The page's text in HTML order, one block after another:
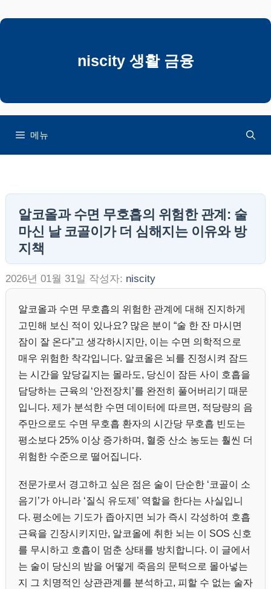
텐
뛰
niscity 생활 금융
메뉴
알코올과 수면 무호흡의 위험한 관계: 술
마신 날 코골이가 더 심해지는 이유와 방
지책
2026년 01월 31일 작성자: niscity
알코올과 수면 무호흡의 위험한 관계에 대해 진지하게
고민해 보신 적이 있나요? 많은 분이 “술 한 잔 마시면
잠이 잘 온다”고 생각하시지만, 이는 수면 의학적으로
매우 위험한 착각입니다. 알코올은 뇌를 진정시켜 잠드
는 시간을 앞당길지는 몰라도, 당신이 잠든 사이 호흡을
담당하는 근육의 ‘안전장치’를 완전히 풀어버리기 때문
입니다. 제가 분석한 수면 데이터에 따르면, 적당량의 음
주만으로도 수면 무호흡 환자의 시간당 무호흡 빈도는
평소보다 25% 이상 증가하며, 혈중 산소 농도는 훨씬 더
위험한 수준으로 떨어집니다.
전문가로서 경고하고 싶은 점은 술이 단순한 ‘코골이 소
음기’가 아니라 ‘질식 유도제’ 역할을 한다는 사실입니
다. 평소에는 기도가 좁아지면 뇌가 즉시 각성하여 호흡
근육을 긴장시키지만, 알코올에 취한 뇌는 이 SOS 신호
를 무시하고 호흡이 멈춘 상태를 방치합니다. 이 글에서
는 술이 당신의 밤을 어떻게 죽음의 문턱으로 몰아넣는
지 그 치명적인 상관관계를 분석하고, 피할 수 없는 술자